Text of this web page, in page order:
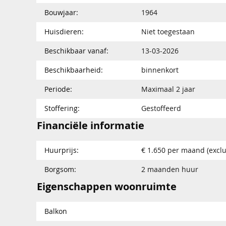
Bouwjaar:
1964
Huisdieren:
Niet toegestaan
Beschikbaar vanaf:
13-03-2026
Beschikbaarheid:
binnenkort
Periode:
Maximaal 2 jaar
Stoffering:
Gestoffeerd
Financiële informatie
Huurprijs:
€ 1.650 per maand
Borgsom:
2 maanden huur
Eigenschappen woonruimte
Balkon